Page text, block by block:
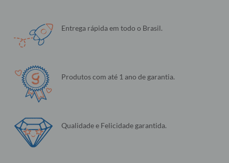
Entrega rápida em todo o Brasil.
Produtos com até 1 ano de garantia.
Qualidade e Felicidade garantida.